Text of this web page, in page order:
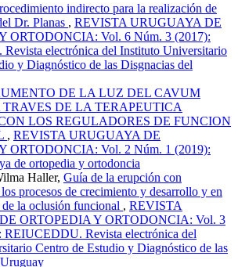
indirecto para la realización de
Dr. Planas , REVISTA URUGUAYA DE
ORTODONCIA: Vol. 6 Núm. 3 (2017):
electrónica del Instituto Universitario
y Diagnóstico de las Disgnacias del
DE LA LUZ DEL CAVUM
DE LA TERAPEUTICA
LOS REGULADORES DE FUNCION
, REVISTA URUGUAYA DE
ORTODONCIA: Vol. 2 Núm. 1 (2019):
de ortopedia y ortodoncia
Haller, Guía de la erupción con
procesos de crecimiento y desarrollo y en
la oclusión funcional , REVISTA
ORTOPEDIA Y ORTODONCIA: Vol. 3
REIUCEDDU. Revista electrónica del
Centro de Estudio y Diagnóstico de las